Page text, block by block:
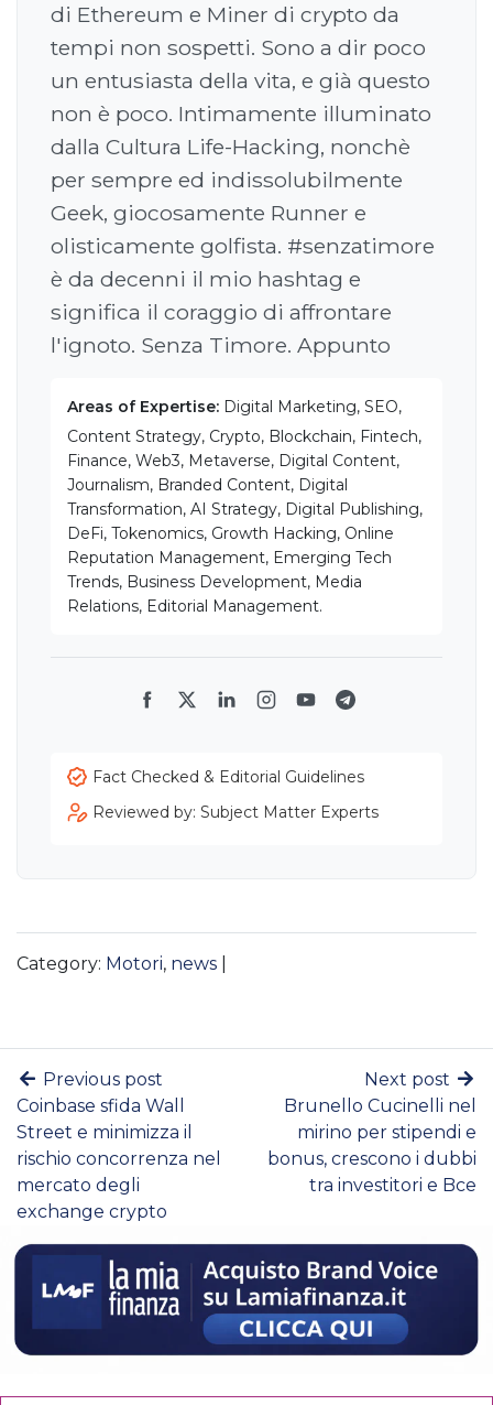
di Ethereum e Miner di crypto da
tempi non sospetti. Sono a dir poco
un entusiasta della vita, e già questo
non è poco. Intimamente illuminato
dalla Cultura Life-Hacking, nonchè
per sempre ed indissolubilmente
Geek, giocosamente Runner e
olisticamente golfista. #senzatimore
è da decenni il mio hashtag e
significa il coraggio di affrontare
l'ignoto. Senza Timore. Appunto
Areas of Expertise: Digital Marketing, SEO,
Content Strategy, Crypto, Blockchain, Fintech,
Finance, Web3, Metaverse, Digital Content,
Journalism, Branded Content, Digital
Transformation, AI Strategy, Digital Publishing,
DeFi, Tokenomics, Growth Hacking, Online
Reputation Management, Emerging Tech
Trends, Business Development, Media
Relations, Editorial Management.
Facebook
TwitterLinkedInInstagram
YouTubeTelegram
Fact Checked & Editorial Guidelines
Reviewed by: Subject Matter Experts
Category: Motori, news
Previous post
Coinbase sfida Wall
Street e minimizza il
rischio concorrenza nel
mercato degli
exchange crypto
Next post
Brunello Cucinelli nel
mirino per stipendi e
bonus, crescono i dubbi
tra investitori e Bce